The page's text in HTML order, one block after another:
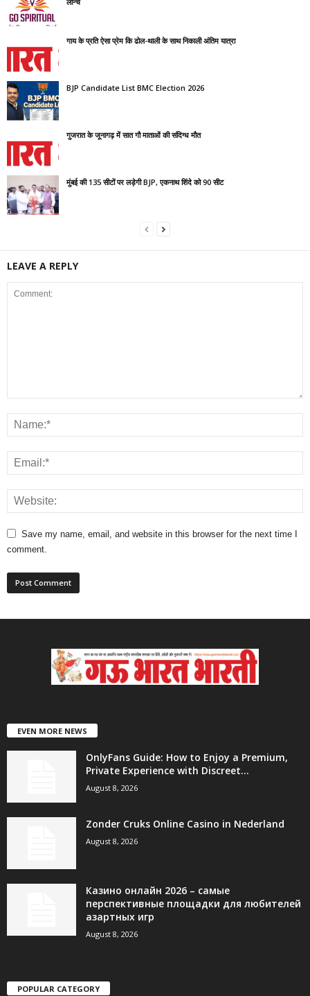
गाय के प्रति ऐसा प्रेम कि ढोल-थाली के साथ निकाली अंतिम यात्रा
BJP Candidate List BMC Election 2026
गुजरात के जूनागढ़ में सात गौ माताओं की संदिग्ध मौत
मुंबई की 135 सीटों पर लड़ेगी BJP, एकनाथ शिंदे को 90 सीट
LEAVE A REPLY
Save my name, email, and website in this browser for the next time I
comment.
EVEN MORE NEWS
OnlyFans Guide: How to Enjoy a Premium,
Private Experience with Discreet...
August 8, 2026
Zonder Cruks Online Casino in Nederland
August 8, 2026
Казино онлайн 2026 – самые
перспективные площадки для любителей
азартных игр
August 8, 2026
POPULAR CATEGORY